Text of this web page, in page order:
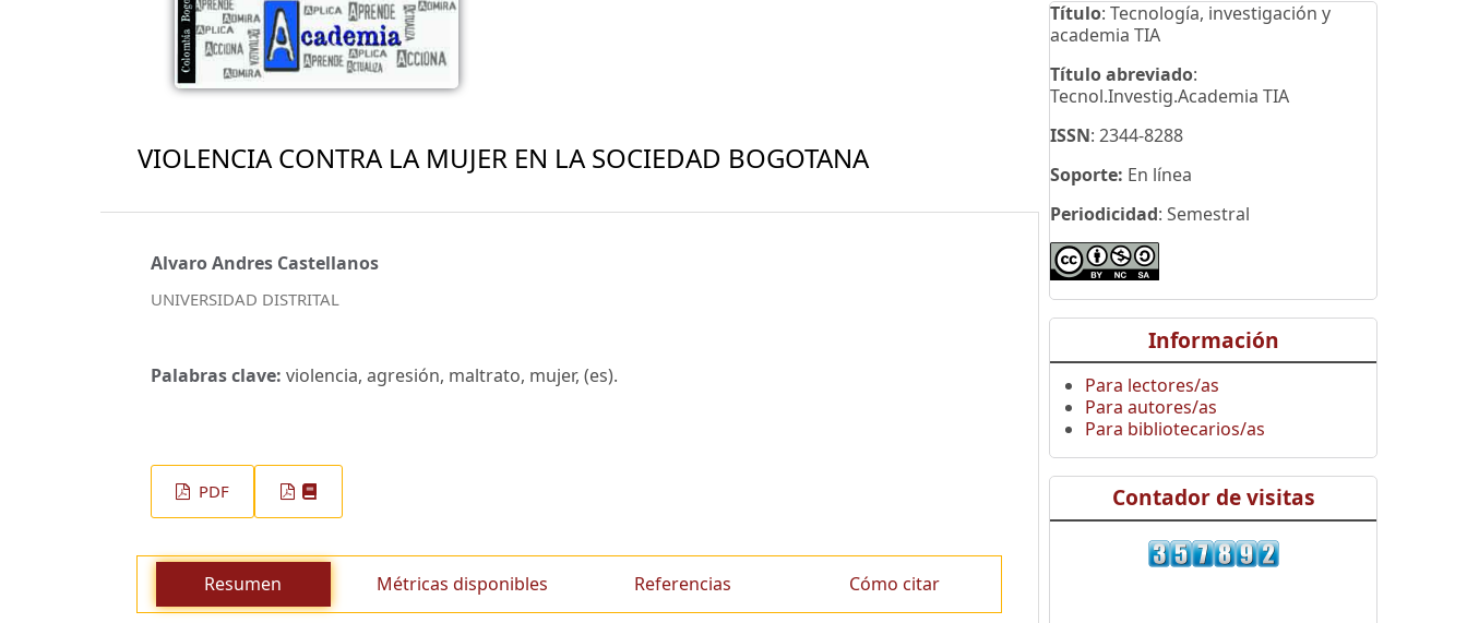
VIOLENCIA CONTRA LA MUJER EN LA SOCIEDAD BOGOTANA
Alvaro Andres Castellanos
UNIVERSIDAD DISTRITAL
Palabras clave: violencia, agresión, maltrato, mujer, (es).
PDF
Resumen Métricas disponibles Referencias Cómo citar
Título: Tecnología, investigación y
academia TIA
Título abreviado:
Tecnol.Investig.Academia TIA
ISSN: 2344-8288
Soporte: En línea
Periodicidad: Semestral
Información
Para lectores/as
Para autores/as
Para bibliotecarios/as
Contador de visitas